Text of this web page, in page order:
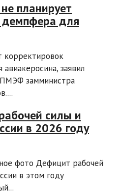
планирует
для
корректировок
заявил
ПМЭФ замминистра
силы и
в 2026 году
фото Дефицит рабочей
в этом году